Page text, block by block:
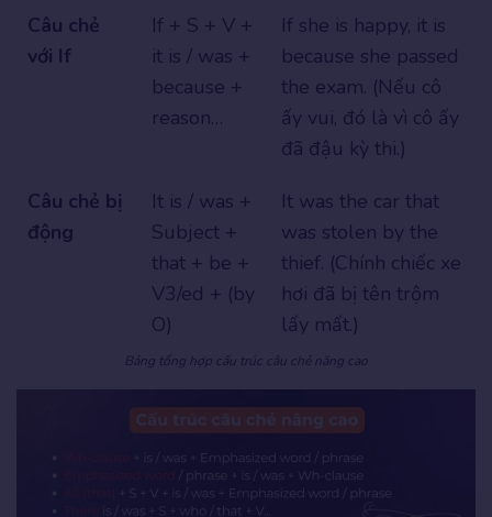
Câu chẻ
với If
If + S + V +
it is / was +
because +
reason…
If she is happy, it is
because she passed
the exam. (Nếu cô
ấy vui, đó là vì cô ấy
đã đậu kỳ thi.)
Câu chẻ bị
động
It is / was +
Subject +
that + be +
V3/ed + (by
O)
It was the car that
was stolen by the
thief. (Chính chiếc xe
hơi đã bị tên trộm
lấy mất.)
Bảng tổng hợp cấu trúc câu chẻ năng cao